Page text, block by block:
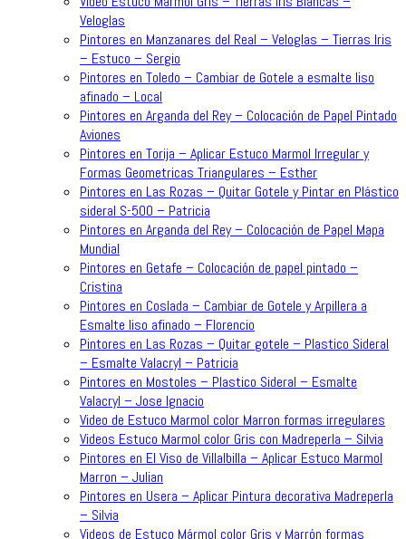
Veloglas
Pintores en Manzanares del Real – Veloglas – Tierras Iris
– Estuco – Sergio
Pintores en Toledo – Cambiar de Gotele a esmalte liso
afinado – Local
Pintores en Arganda del Rey – Colocación de Papel Pintado
Aviones
Pintores en Torija – Aplicar Estuco Marmol Irregular y
Formas Geometricas Triangulares – Esther
Pintores en Las Rozas – Quitar Gotele y Pintar en Plástico
sideral S-500 – Patricia
Pintores en Arganda del Rey – Colocación de Papel Mapa
Mundial
Pintores en Getafe – Colocación de papel pintado –
Cristina
Pintores en Coslada – Cambiar de Gotele y Arpillera a
Esmalte liso afinado – Florencio
Pintores en Las Rozas – Quitar gotele – Plastico Sideral
– Esmalte Valacryl – Patricia
Pintores en Mostoles – Plastico Sideral – Esmalte
Valacryl – Jose Ignacio
Video de Estuco Marmol color Marron formas irregulares
Videos Estuco Marmol color Gris con Madreperla – Silvia
Pintores en El Viso de Villalbilla – Aplicar Estuco Marmol
Marron – Julian
Pintores en Usera – Aplicar Pintura decorativa Madreperla
– Silvia
Videos de Estuco Mármol color Gris y Marrón formas